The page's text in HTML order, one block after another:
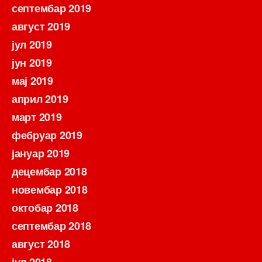
септембар 2019
август 2019
јул 2019
јун 2019
мај 2019
април 2019
март 2019
фебруар 2019
јануар 2019
децембар 2018
новембар 2018
октобар 2018
септембар 2018
август 2018